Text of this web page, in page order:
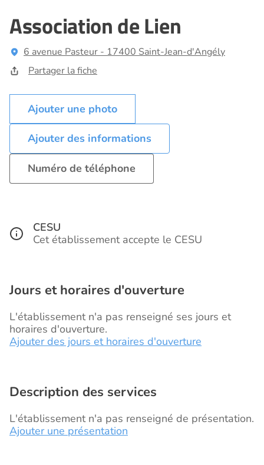
Association de Lien
6 avenue Pasteur - 17400 Saint-Jean-d'Angély
Partager la fiche
Ajouter des informations
Numéro de téléphone
CESU
Cet établissement accepte le CESU
Jours et horaires d'ouverture
L'établissement n'a pas renseigné ses jours et
horaires d'ouverture.
Ajouter des jours et horaires d'ouverture
Description des services
L'établissement n'a pas renseigné de présentation.
Ajouter une présentation